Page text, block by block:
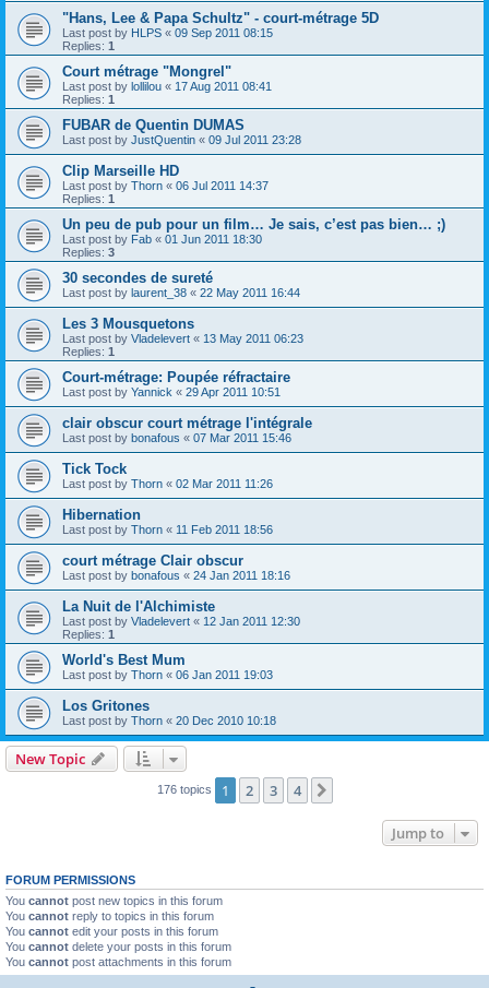
"Hans, Lee & Papa Schultz" - court-métrage 5D
Last post by HLPS « 09 Sep 2011 08:15
Replies: 1
Court métrage "Mongrel"
Last post by lollilou « 17 Aug 2011 08:41
Replies: 1
FUBAR de Quentin DUMAS
Last post by JustQuentin « 09 Jul 2011 23:28
Clip Marseille HD
Last post by Thorn « 06 Jul 2011 14:37
Replies: 1
Un peu de pub pour un film… Je sais, c’est pas bien… ;)
Last post by Fab « 01 Jun 2011 18:30
Replies: 3
30 secondes de sureté
Last post by laurent_38 « 22 May 2011 16:44
Les 3 Mousquetons
Last post by Vladelevert « 13 May 2011 06:23
Replies: 1
Court-métrage: Poupée réfractaire
Last post by Yannick « 29 Apr 2011 10:51
clair obscur court métrage l'intégrale
Last post by bonafous « 07 Mar 2011 15:46
Tick Tock
Last post by Thorn « 02 Mar 2011 11:26
Hibernation
Last post by Thorn « 11 Feb 2011 18:56
court métrage Clair obscur
Last post by bonafous « 24 Jan 2011 18:16
La Nuit de l'Alchimiste
Last post by Vladelevert « 12 Jan 2011 12:30
Replies: 1
World's Best Mum
Last post by Thorn « 06 Jan 2011 19:03
Los Gritones
Last post by Thorn « 20 Dec 2010 10:18
New Topic
176 topics 1 2 3 4
Jump to
FORUM PERMISSIONS
You cannot post new topics in this forum
You cannot reply to topics in this forum
You cannot edit your posts in this forum
You cannot delete your posts in this forum
You cannot post attachments in this forum